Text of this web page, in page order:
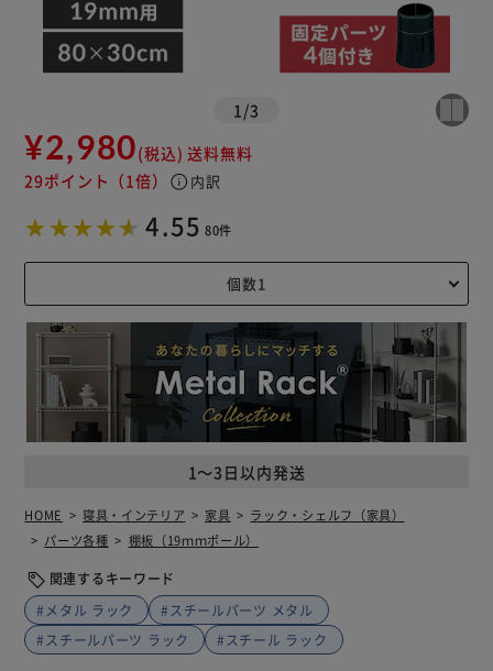
1 /3
¥2,980(税込) 送料無料
29ポイント （1倍） info 内訳
4.55 80件
1～3日以内発送
HOME 寝具・インテリア 家具
ラック・シェルフ（家具）
パーツ各種
棚板（19ｍｍポール）
関連するキーワード
#メタル ラック
#スチールパーツ メタル
#スチールパーツ ラック
#スチール ラック